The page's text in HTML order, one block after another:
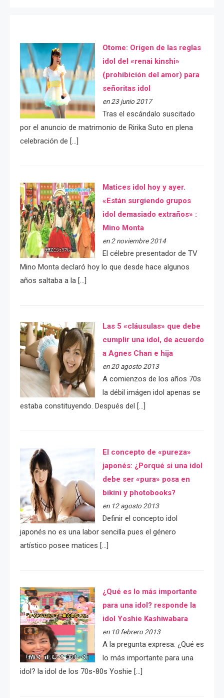
Otome: Orígen de las reglas
idol del «renai kinshi»
(prohibición del amor) para
señoritas idol
en 23 junio 2017
Tras el escándalo suscitado
por el anuncio de matrimonio de Ririka Suto en plena
celebración de […]
Matices idol hoy y ayer.
«Están surgiendo grupos
idol demasiado extraños» :
Mino Monta
en 2 noviembre 2014
El célebre presentador de TV
Mino Monta declaró hoy lo que desde hace algunos
años saltaba a la […]
Las 5 «cláusulas» que debe
cumplir una idol, de acuerdo
a Agnes Chan e hija
en 20 agosto 2013
A comienzos de los años 70s
la débil imágen idol apenas se
estaba constituyendo. Después del […]
El concepto de «pureza»
japonés: ¿Porqué si una idol
debe ser «pura» posa en
bikini y photobooks?
en 12 agosto 2013
Definir el concepto idol
japonés no es una labor sencilla pues el género
artístico posee matices […]
¿Qué es lo más importante
para una idol? responde la
idol Yoshie Kashiwabara
en 10 febrero 2013
A la pregunta expresa: ¿Qué es
lo más importante para una
idol? la idol de los 70s-80s Yoshie […]